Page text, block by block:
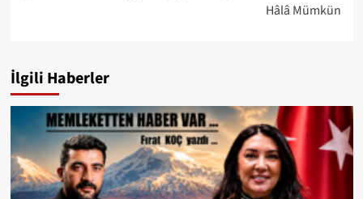
Hâlâ Mümkün
İlgili Haberler